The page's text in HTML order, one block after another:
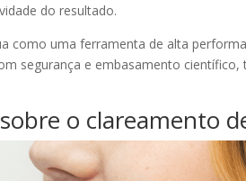
do resultado.
como uma ferramenta de alta
segurança e embasamento
o clareamento